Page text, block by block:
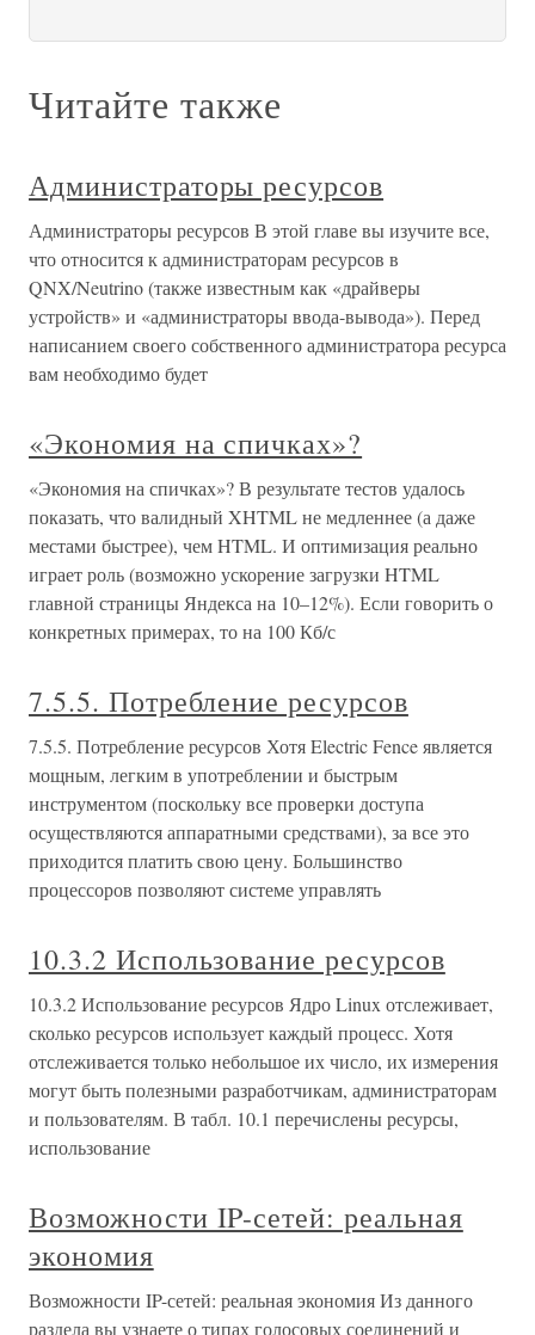
Читайте также
Администраторы ресурсов
Администраторы ресурсов В этой главе вы изучите все,
что относится к администраторам ресурсов в
QNX/Neutrino (также известным как «драйверы
устройств» и «администраторы ввода-вывода»). Перед
написанием своего собственного администратора ресурса
вам необходимо будет
«Экономия на спичках»?
«Экономия на спичках»? В результате тестов удалось
показать, что валидный XHTML не медленнее (а даже
местами быстрее), чем HTML. И оптимизация реально
играет роль (возможно ускорение загрузки HTML
главной страницы Яндекса на 10–12%). Если говорить о
конкретных примерах, то на 100 Кб/с
7.5.5. Потребление ресурсов
7.5.5. Потребление ресурсов Хотя Electric Fence является
мощным, легким в употреблении и быстрым
инструментом (поскольку все проверки доступа
осуществляются аппаратными средствами), за все это
приходится платить свою цену. Большинство
процессоров позволяют системе управлять
10.3.2 Использование ресурсов
10.3.2 Использование ресурсов Ядро Linux отслеживает,
сколько ресурсов использует каждый процесс. Хотя
отслеживается только небольшое их число, их измерения
могут быть полезными разработчикам, администраторам
и пользователям. В табл. 10.1 перечислены ресурсы,
использование
Возможности IP-сетей: реальная
экономия
Возможности IP-сетей: реальная экономия Из данного
раздела вы узнаете о типах голосовых соединений и